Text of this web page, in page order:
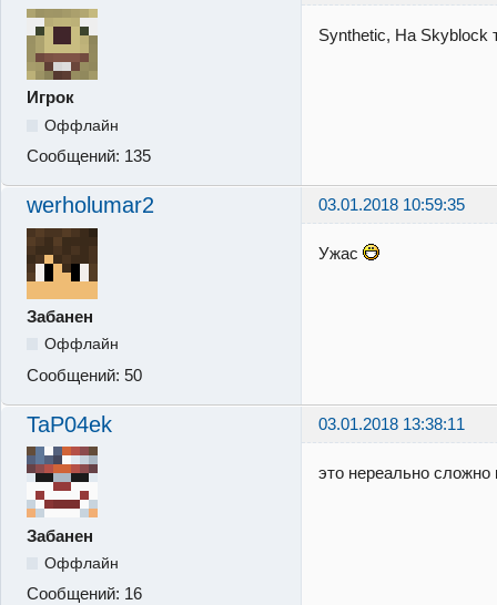
Игрок
Оффлайн
Сообщений: 135
Synthetic, На Skyblock
werholumar2 03.01.2018 10:59:35
Забанен
Оффлайн
Сообщений: 50
Ужас
TaP04ek 03.01.2018 13:38:11
Забанен
Оффлайн
Сообщений: 16
это нереально сложно